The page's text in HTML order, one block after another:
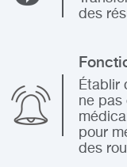
des
Établir
ne pas
pour
des